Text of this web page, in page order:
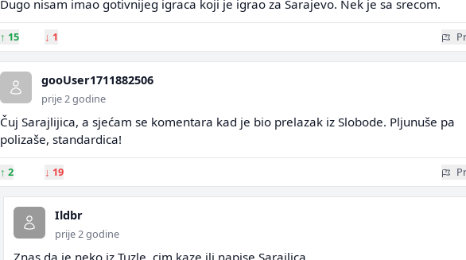
Dugo nisam imao gotivnijeg igraca koji je igrao za Sarajevo. Nek je sa srecom.
↑ 15 ↓ 1
gooUser1711882506
prije 2 godine
Čuj Sarajlijica, a sjećam se komentara kad je bio prelazak iz Slobode. Pljunuše pa
polizaše, standardica!
↑ 2 ↓ 19
Ildbr
prije 2 godine
Znas da je neko iz Tuzle, cim kaze ili napise Sarajlica